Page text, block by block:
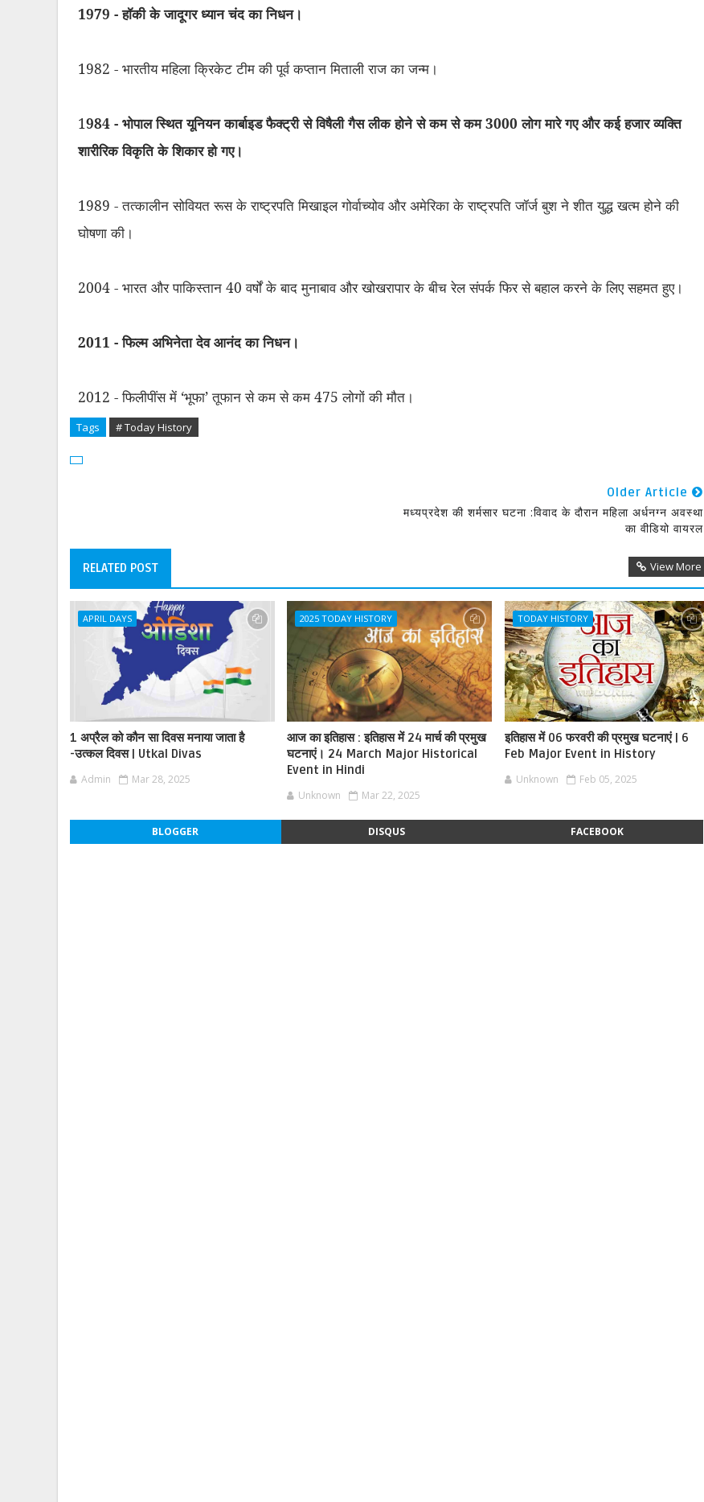
1979 - हॉकी के जादूगर ध्यान चंद का निधन।
1982 - भारतीय महिला क्रिकेट टीम की पूर्व कप्तान मिताली राज का जन्म।
1984 - भोपाल स्थित यूनियन कार्बाइड फैक्ट्री से विषैली गैस लीक होने से कम से कम 3000 लोग मारे गए और कई हजार व्यक्ति
शारीरिक विकृति के शिकार हो गए।
1989 - तत्कालीन सोवियत रूस के राष्ट्रपति मिखाइल गोर्वाच्योव और अमेरिका के राष्ट्रपति जॉर्ज बुश ने शीत युद्ध खत्म होने की
घोषणा की।
2004 - भारत और पाकिस्तान 40 वर्षों के बाद मुनाबाव और खोखरापार के बीच रेल संपर्क फिर से बहाल करने के लिए सहमत हुए।
2011 - फिल्म अभिनेता देव आनंद का निधन।
2012 - फिलीपींस में ‘भूफा’तूफान से कम से कम 475 लोगों की मौत।
Tags # Today History
Older Article
मध्यप्रदेश की शर्मसार घटना :विवाद के दौरान महिला अर्धनग्न अवस्था
का वीडियो वायरल
RELATED POST View More
APRIL DAYS
1 अप्रैल को कौन सा दिवस मनाया जाता है
-उत्कल दिवस | Utkal Divas
Admin Mar 28, 2025
2025 TODAY HISTORY
आज का इतिहास : इतिहास में 24 मार्च की प्रमुख
घटनाएं। 24 March Major Historical
Event in Hindi
Unknown Mar 22, 2025
TODAY HISTORY
इतिहास में 06 फरवरी की प्रमुख घटनाएं | 6
Feb Major Event in History
Unknown Feb 05, 2025
BLOGGER DISQUS FACEBOOK